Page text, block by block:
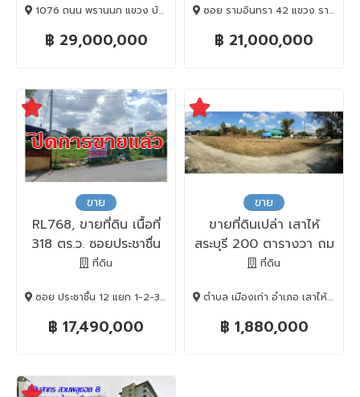
1076 ถนน พรานนก แขวง บ้านช่างหล่อ, บางกอกน้อย, BANGKOK , 10700
฿ 29,000,000
ซอย รามอินทรา 42 แขวง รามอินทรา, คันนายาว, BANGKOK , 10230
฿ 21,000,000
ขาย
RL768, ขายที่ดิน เนื้อที่
318 ตร.ว. ซอยประชาชื่น
12 แยก 1-2-3-6
ที่ดิน
ซอย ประชาชื่น 12 แยก 1-2-3-6 แขวง ทุ่งสองห้อง, หลักสี่, BANGKOK , 10210
฿ 17,490,000
ขาย
ขายที่ดินเปล่า เสาไห้
สระบุรี 200 ตารางวา ถม
แล้ว ทำเลดี (ถ.ใหญ่ตัด
ที่ดิน
ตำบล เมืองเก่า อำเภอ เสาไห้ สระบุรี 18160, เสาไห้, Saraburi, 18160
฿ 1,880,000